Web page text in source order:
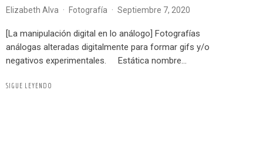
Elizabeth Alva · Fotografía · septiembre 7, 2020
[La manipulación digital en lo análogo] Fotografías
análogas alteradas digitalmente para formar gifs y/o
negativos experimentales. Estática nombre...
SIGUE LEYENDO